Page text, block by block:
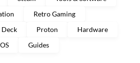
Retro Gaming
Deck
Proton
Hardware
Guides